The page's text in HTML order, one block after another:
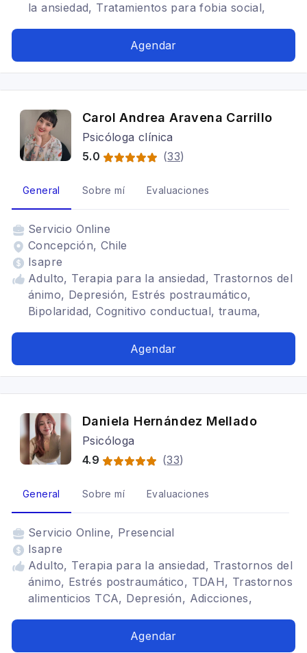
la ansiedad, Tratamientos para fobia social,
Trastornos de la personalidad, Bipolaridad,
psicoanálisis relacional, Identidad
Agendar
Carol Andrea Aravena Carrillo
Psicóloga clínica
5.0
(33)
General Sobre mí Evaluaciones
Servicio Online
Concepción, Chile
Isapre
Adulto, Terapia para la ansiedad, Trastornos del
ánimo, Depresión, Estrés postraumático,
Bipolaridad, Cognitivo conductual, trauma,
Tratamientos para fobia social, enfoque integral,
infancia
Agendar
Daniela Hernández Mellado
Psicóloga
4.9
(33)
General Sobre mí Evaluaciones
Servicio Online, Presencial
Isapre
Adulto, Terapia para la ansiedad, Trastornos del
ánimo, Estrés postraumático, TDAH, Trastornos
alimenticios TCA, Depresión, Adicciones,
Trastornos de la personalidad, Mindfulness,
Agendar